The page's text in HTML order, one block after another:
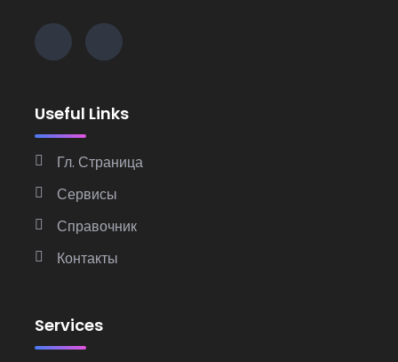
Useful Links
Гл. Страница
Сервисы
Справочник
Контакты
Services